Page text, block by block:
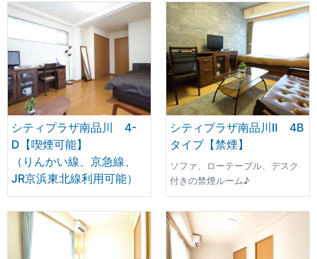
シティプラザ南品川 4-
D【喫煙可能】
（りんかい線、京急線、
JR京浜東北線利用可能）
シティプラザ南品川Ⅱ 4B
タイプ【禁煙】
ソファ、ローテーブル、デスク
付きの禁煙ルーム♪